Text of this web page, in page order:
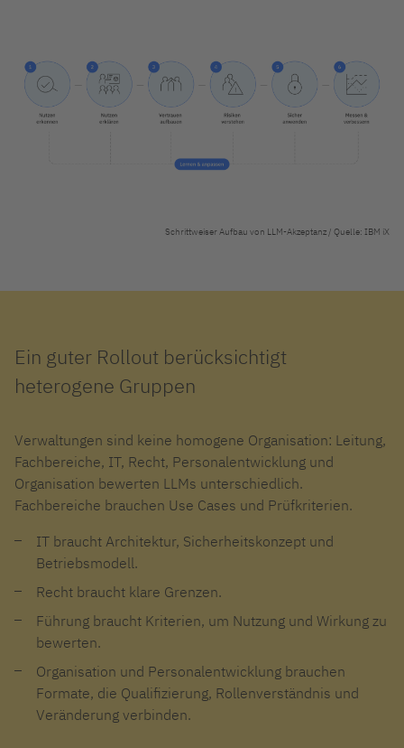
Schrittweiser Aufbau von LLM-Akzeptanz / Quelle: IBM iX
Ein guter Rollout berücksichtigt
heterogene Gruppen
Verwaltungen sind keine homogene Organisation: Leitung,
Fachbereiche, IT, Recht, Personalentwicklung und
Organisation bewerten LLMs unterschiedlich.
Fachbereiche brauchen Use Cases und Prüfkriterien.
IT braucht Architektur, Sicherheitskonzept und
Betriebsmodell.
Recht braucht klare Grenzen.
Führung braucht Kriterien, um Nutzung und Wirkung zu
bewerten.
Organisation und Personalentwicklung brauchen
Formate, die Qualifizierung, Rollenverständnis und
Veränderung verbinden.